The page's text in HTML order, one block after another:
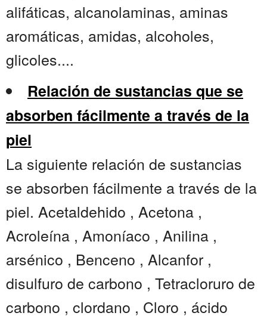
alifáticas, alcanolaminas, aminas
aromáticas, amidas, alcoholes,
glicoles....
Relación de sustancias que se
absorben fácilmente a través de la
piel
La siguiente relación de sustancias
se absorben fácilmente a través de la
piel. Acetaldehido , Acetona ,
Acroleína , Amoníaco , Anilina ,
arsénico , Benceno , Alcanfor ,
disulfuro de carbono , Tetracloruro de
carbono , clordano , Cloro , ácido